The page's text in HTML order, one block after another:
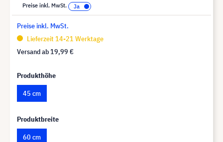
Preise inkl. MwSt.
Preise inkl. MwSt.
Lieferzeit 14-21 Werktage
Versand ab 19,99 €
Produkthöhe
45 cm
Produktbreite
60 cm